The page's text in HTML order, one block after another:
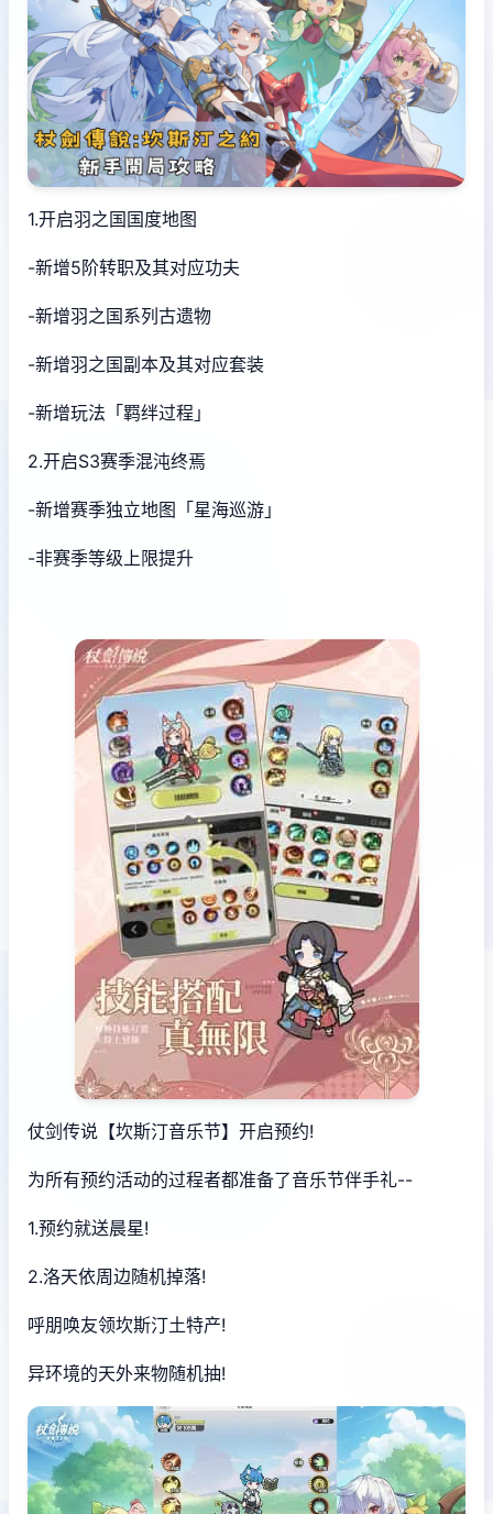
1.开启羽之国国度地图
-新增5阶转职及其对应功夫
-新增羽之国系列古遗物
-新增羽之国副本及其对应套装
-新增玩法「羁绊过程」
2.开启S3赛季混沌终焉
-新增赛季独立地图「星海巡游」
-非赛季等级上限提升
仗剑传说【坎斯汀音乐节】开启预约!
为所有预约活动的过程者都准备了音乐节伴手礼--
1.预约就送晨星!
2.洛天依周边随机掉落!
呼朋唤友领坎斯汀土特产!
异环境的天外来物随机抽!